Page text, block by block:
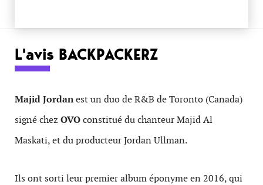
L'avis BACKPACKERZ
Majid Jordanest un duo de R&B de Toronto (Canada)
signé chez OVOconstitué du chanteur Majid Al
Maskati, et du producteur Jordan Ullman.
Ils ont sorti leur premier album éponyme en 2016, qui